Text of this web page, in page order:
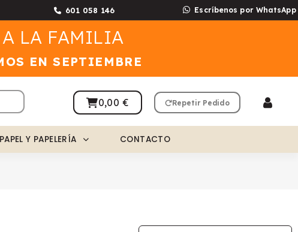
601 058 146 Escríbenos por WhatsApp
LA FAMILIA
EN SEPTIEMBRE
0,00 € Repetir Pedido
PAPEL Y PAPELERÍA CONTACTO